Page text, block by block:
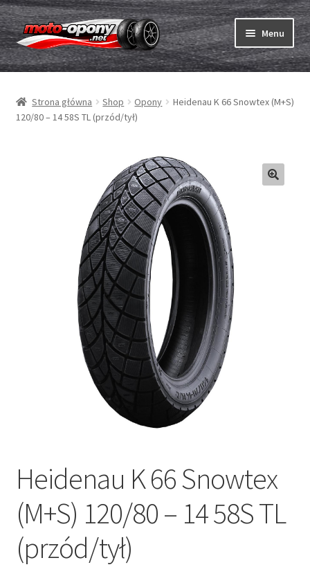
Przejdź
do
nawigacji
Przejdź
do
treści
Menu
Opony
Rozwiń
Dętki & taśmy
Rozwiń
Strona główna Shop Opony
Heidenau K 66 Snowtex (M+S)
120/80 – 14 58S TL (przód/tył)
Heidenau K 66 Snowtex
(M+S) 120/80 – 14 58S TL
(przód/tył)